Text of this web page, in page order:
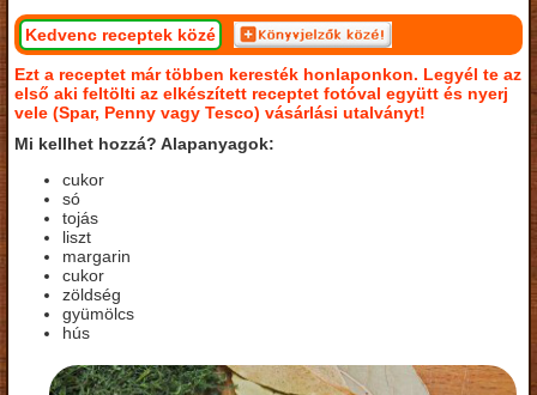
Kedvenc receptek közé
Ezt a receptet már többen keresték honlaponkon. Legyél te az
első aki feltölti az elkészített receptet fotóval együtt és nyerj
vele (Spar, Penny vagy Tesco) vásárlási utalványt!
Mi kellhet hozzá? Alapanyagok:
cukor
só
tojás
liszt
margarin
cukor
zöldség
gyümölcs
hús